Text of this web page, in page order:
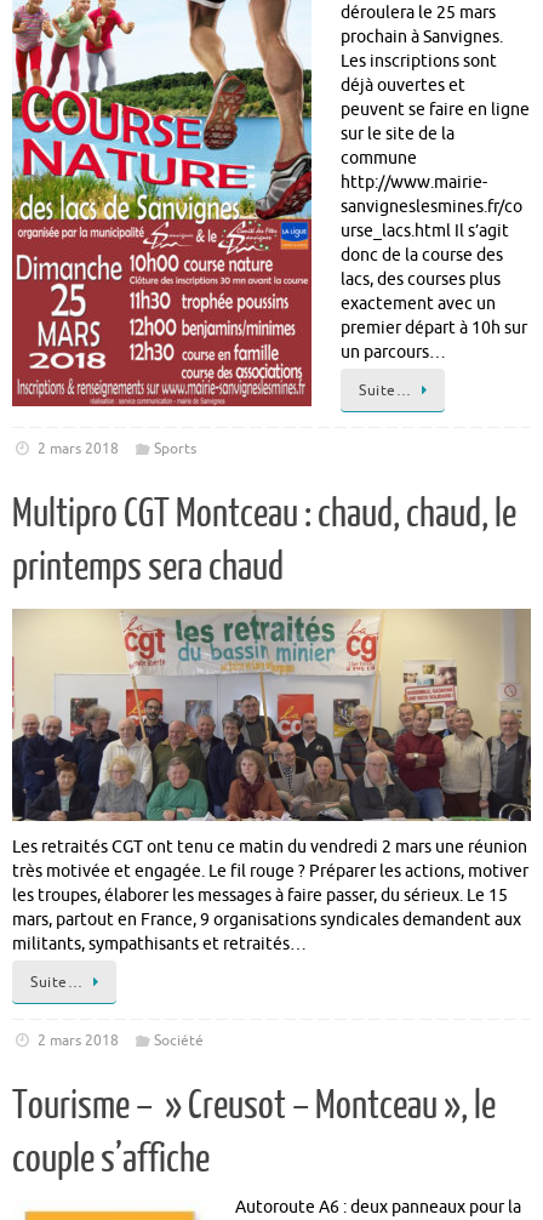
déroulera le 25 mars
prochain à Sanvignes.
Les inscriptions sont
déjà ouvertes et
peuvent se faire en ligne
sur le site de la
commune
http://www.mairie-
sanvigneslesmines.fr/co
urse_lacs.html Il s’agit
donc de la course des
lacs, des courses plus
exactement avec un
premier départ à 10h sur
un parcours…
Suite…
2 mars 2018 Sports
Multipro CGT Montceau : chaud, chaud, le
printemps sera chaud
Les retraités CGT ont tenu ce matin du vendredi 2 mars une réunion
très motivée et engagée. Le fil rouge ? Préparer les actions, motiver
les troupes, élaborer les messages à faire passer, du sérieux. Le 15
mars, partout en France, 9 organisations syndicales demandent aux
militants, sympathisants et retraités…
Suite…
2 mars 2018 Société
Tourisme – » Creusot – Montceau », le
couple s’affiche
Autoroute A6 : deux panneaux pour la